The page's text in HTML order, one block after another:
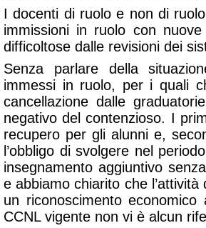
I docenti di ruolo e non di
immissioni in ruolo con
difficoltose dalle revisioni dei
Senza parlare della
immessi in ruolo, per i quali
cancellazione dalle
negativo del contenzioso. I
recupero per gli alunni e,
l’obbligo di svolgere nel
insegnamento aggiuntivo
e abbiamo chiarito che
un riconoscimento
CCNL vigente non vi è alcun